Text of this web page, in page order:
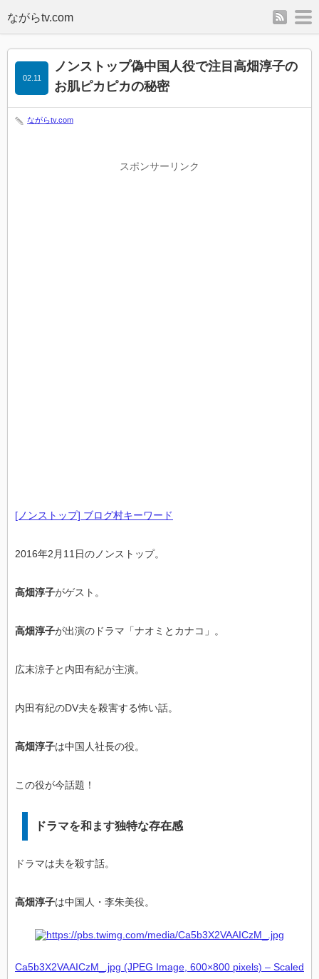
rss
ノンストップ偽中国人役で注目高畑淳子の
お肌ピカピカの秘密
02.11
ながらtv.com
スポンサーリンク
[ノンストップ] ブログ村キーワード
2016年2月11日のノンストップ。
高畑淳子がゲスト。
高畑淳子が出演のドラマ「ナオミとカナコ」。
広末涼子と内田有紀が主演。
内田有紀のDV夫を殺害する怖い話。
高畑淳子は中国人社長の役。
この役が今話題！
ドラマを和ます独特な存在感
ドラマは夫を殺す話。
高畑淳子は中国人・李朱美役。
Ca5b3X2VAAICzM_.jpg (JPEG Image, 600×800 pixels) – Scaled